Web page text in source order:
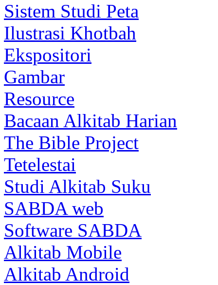
Sistem Studi Peta
Ilustrasi Khotbah
Ekspositori
Gambar
Resource
Bacaan Alkitab Harian
The Bible Project
Tetelestai
Studi Alkitab Suku
SABDA web
Software SABDA
Alkitab Mobile
Alkitab Android